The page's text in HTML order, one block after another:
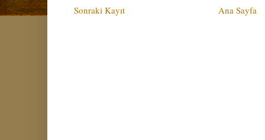
Sonraki Kayıt Ana Sayfa